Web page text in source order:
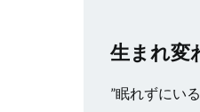
生まれ変
”眠れずにい